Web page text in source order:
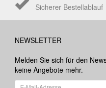
Sicherer Bestellablauf
NEWSLETTER
Melden Sie sich für den
keine Angebote mehr.